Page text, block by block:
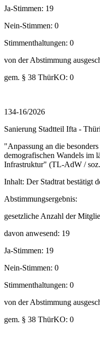
Ja-Stimmen: 19
Nein-Stimmen: 0
Stimmenthaltungen: 0
von der Abstimmung
gem. § 38 ThürKO: 0
134-16/2026
Sanierung Stadtteil Ifta -
"Anpassung an die
demografischen Wandels im
Infrastruktur" (TL-AdW /
Inhalt: Der Stadtrat bestätigt
Abstimmungsergebnis:
gesetzliche Anzahl der
davon anwesend: 19
Ja-Stimmen: 19
Nein-Stimmen: 0
Stimmenthaltungen: 0
von der Abstimmung
gem. § 38 ThürKO: 0